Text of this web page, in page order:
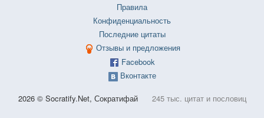
Правила
Конфиденциальность
Последние цитаты
Отзывы и предложения
Facebook
Вконтакте
2026 © Socratify.Net, Сократифай 245 тыс. цитат и пословиц